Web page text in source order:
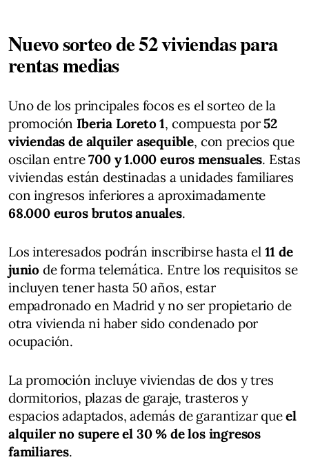
Nuevo sorteo de 52 viviendas para
rentas medias
Uno de los principales focos es el sorteo de la
promoción Iberia Loreto 1, compuesta por52
viviendas de alquiler asequible, con precios que
oscilan entre700 y 1.000 euros mensuales. Estas
viviendas están destinadas a unidades familiares
con ingresos inferiores a aproximadamente
68.000 euros brutos anuales.
Los interesados podrán inscribirse hasta el 11 de
junio de forma telemática. Entre los requisitos se
incluyen tener hasta 50 años, estar
empadronado en Madrid y no ser propietario de
otra vivienda ni haber sido condenado por
ocupación.
La promoción incluye viviendas de dos y tres
dormitorios, plazas de garaje, trasteros y
espacios adaptados, además de garantizar queel
alquiler no supere el 30 % de los ingresos
familiares.